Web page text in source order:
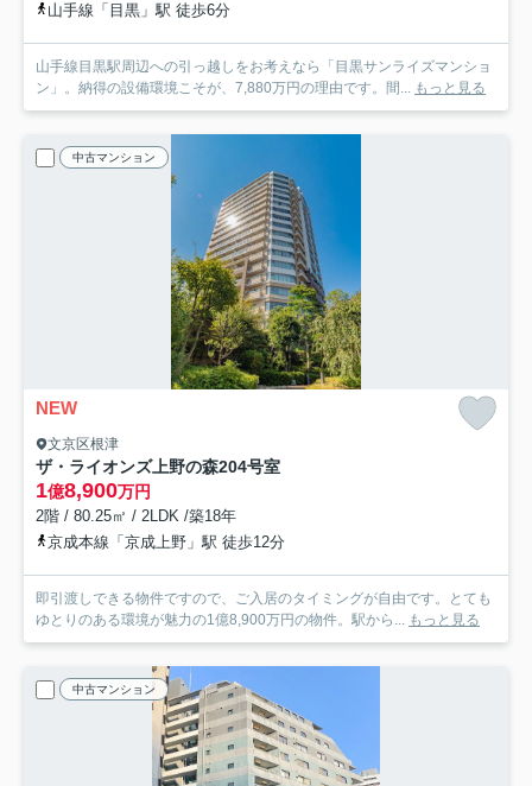
山手線「目黒」駅 徒歩6分
山手線目黒駅周辺への引っ越しをお考えなら「目黒サンライズマンショ
ン」。納得の設備環境こそが、7,880万円の理由です。間... もっと見る
中古マンション
NEW
文京区根津
ザ・ライオンズ上野の森204号室
1億8,900万円
2階 / 80.25㎡ / 2LDK /築18年
京成本線「京成上野」駅 徒歩12分
即引渡しできる物件ですので、ご入居のタイミングが自由です。とても
ゆとりのある環境が魅力の1億8,900万円の物件。駅から... もっと見る
中古マンション